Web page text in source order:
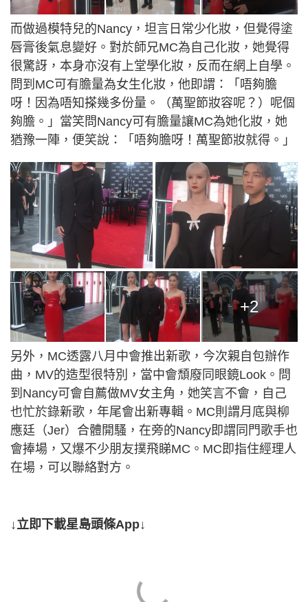
而做過模特兒的Nancy，坦言日常少化妝，但覺得塗
唇膏後氣息變好。對於師兄MC為自己化妝，她覺得
很驚訝，本身亦沒有上堂學化妝，反而在網上自學。
問到MC可有膽量為女生化妝，他即謂：「唔夠膽
呀！因為唔知搽幾多份量。（萬聖節妝容呢？）呢個
夠膽。」當笑問Nancy可有膽量讓MC為她化妝，她
猶豫一陣，便笑說：「唔夠膽呀！萬聖節妝就得。」
+2
另外，MC透露八月中會推出新歌，今次親自包辦作
曲，MV的造型很特別，當中會頹廢同眼鏡Look。問
到Nancy可會自薦做MV女主角，她笑言不會，自己
也忙於錄新歌，年尾會出新專輯。MC則謂月底與柳
應廷（Jer）合體開騷，在旁的Nancy即謂同門歌手也
會捧場，又爆不少朋友撲飛睇MC。MC即指住經理人
在場，可以聯絡對方。
↓立即下載星島頭條App↓